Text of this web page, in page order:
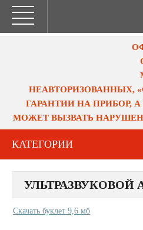
НЕАВТОРИЗОВАННЫХ,
ГАРАНТИИ НА ПРИБОР,
МОЖЕТ ВЫЗВАТЬ
КАТЕГОРИИ
УЛЬТРАЗВУКОВОЙ
Скачать буклет 9,6 мб